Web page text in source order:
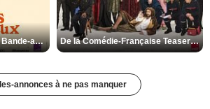
Les Matins merveilleux Bande-annonce VF De la Comédie-Française Teaser VF
annonces à ne pas manquer